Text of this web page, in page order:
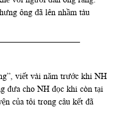
ông đã lên nhầm tàu
viết vài năm trước khi NH
đưa cho NH đọc khi còn tại
của tôi trong câu kết đã